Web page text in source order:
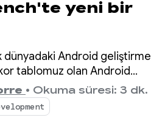
yeni bir
dünyadaki Android geliştirme
tablomuz olan Android
zamandan beri, açık ağırlıklı
ve maliyet ile verimlilik
ekleme gibi geri
• Okuma süresi: 3 dk.